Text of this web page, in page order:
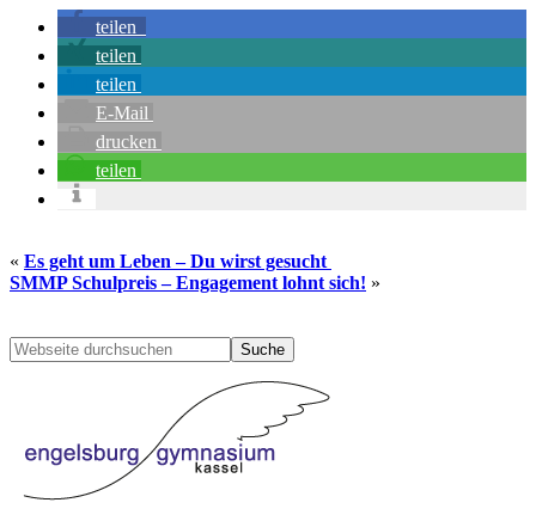
teilen
teilen
teilen
E-Mail
drucken
teilen
« Es geht um Leben – Du wirst gesucht
SMMP Schulpreis – Engagement lohnt sich! »
Seitenspalte
Webseite
durchsuchen